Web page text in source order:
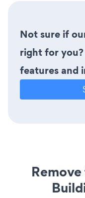
Not sure if
right for
features and